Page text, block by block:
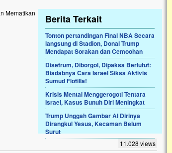
Berita Terkait
Tonton pertandingan Final NBA Secara
langsung di Stadion, Donal Trump
Mendapat Sorakan dan Cemoohan
Disetrum, Diborgol, Dipaksa Berlutut:
Biadabnya Cara Israel Siksa Aktivis
Sumud Flotilla!
Krisis Mental Menggerogoti Tentara
Israel, Kasus Bunuh Diri Meningkat
Trump Unggah Gambar AI Dirinya
Dirangkul Yesus, Kecaman Belum
Surut
11.028 views
Lima Tahun Mangkrak, Masjid di
Pelosok ini Mengenaskan. Ayo Bantu.!!
Nasib masjid di Kampung Cilumbu ini sungguh
mengenaskan. Lima tahun mangkrak, kini nyaris
tak berbentuk masjid, dipenuhi rumput liar,